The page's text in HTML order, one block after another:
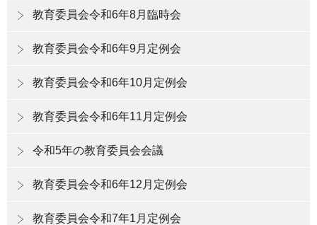
教育委員会令和6年8月臨時会
教育委員会令和6年9月定例会
教育委員会令和6年10月定例会
教育委員会令和6年11月定例会
令和5年の教育委員会会議
教育委員会令和6年12月定例会
教育委員会令和7年1月定例会